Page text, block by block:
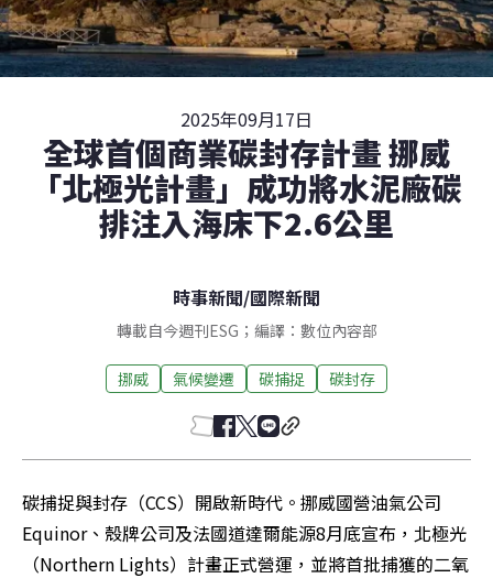
2025年09月17日
全球首個商業碳封存計畫 挪威
「北極光計畫」成功將水泥廠碳
排注入海床下2.6公里
時事新聞/國際新聞
轉載自今週刊ESG；編譯：數位內容部
挪威 氣候變遷 碳捕捉 碳封存
碳捕捉與封存（CCS）開啟新時代。挪威國營油氣公司
Equinor、殼牌公司及法國道達爾能源8月底宣布，北極光
（Northern Lights）計畫正式營運，並將首批捕獲的二氧